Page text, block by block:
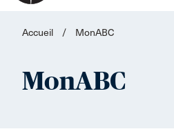
Accueil / MonABC
MonABC